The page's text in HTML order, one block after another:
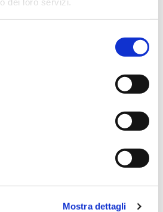
Mostra dettagli
elettrico Stanzani, un
amplificatore, cuffie, aste e
meraviglioso e il resto dei
rapida e prodotti
come indicato sul sito, senza